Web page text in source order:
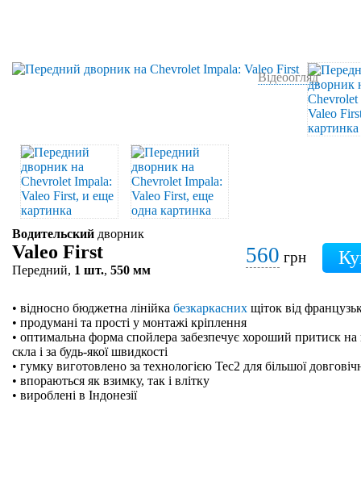
Відеоогляд
Водительский дворник
Valeo First
Передний, 1 шт., 550 мм
560 грн
• відносно бюджетна лінійка безкаркасних щіток від
• продумані та прості у монтажі кріплення
• оптимальна форма спойлера забезпечує хороший притиск на
скла і за будь-якої швидкості
• гумку виготовлено за технологією Tec2 для більшої
• впораються як взимку, так і влітку
• вироблені в Індонезії